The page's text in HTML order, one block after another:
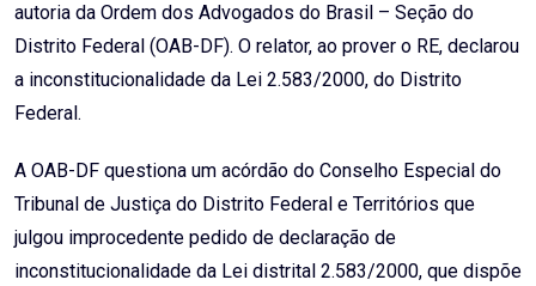
autoria da Ordem dos Advogados do Brasil – Seção do
Distrito Federal (OAB-DF). O relator, ao prover o RE, declarou
a inconstitucionalidade da Lei 2.583/2000, do Distrito
Federal.
A OAB-DF questiona um acórdão do Conselho Especial do
Tribunal de Justiça do Distrito Federal e Territórios que
julgou improcedente pedido de declaração de
inconstitucionalidade da Lei distrital 2.583/2000, que dispõe